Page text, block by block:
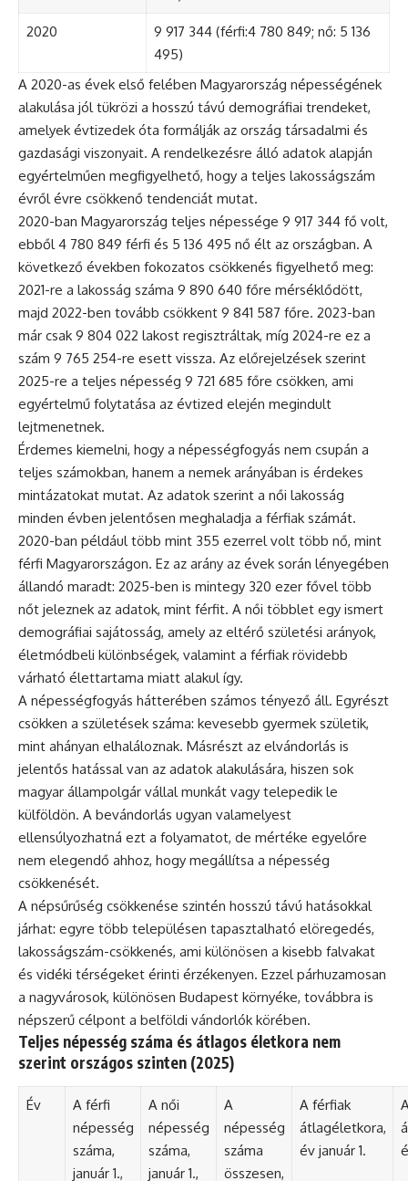
2020
9 917 344 (férfi:4 780 849; nő: 5 136
495)
A 2020-as évek első felében Magyarország népességének
alakulása jól tükrözi a hosszú távú demográfiai trendeket,
amelyek évtizedek óta formálják az ország társadalmi és
gazdasági viszonyait. A rendelkezésre álló adatok alapján
egyértelműen megfigyelhető, hogy a teljes lakosságszám
évről évre csökkenő tendenciát mutat.
2020-ban Magyarország teljes népessége 9 917 344 fő volt,
ebből 4 780 849 férfi és 5 136 495 nő élt az országban. A
következő években fokozatos csökkenés figyelhető meg:
2021-re a lakosság száma 9 890 640 főre mérséklődött,
majd 2022-ben tovább csökkent 9 841 587 főre. 2023-ban
már csak 9 804 022 lakost regisztráltak, míg 2024-re ez a
szám 9 765 254-re esett vissza. Az előrejelzések szerint
2025-re a teljes népesség 9 721 685 főre csökken, ami
egyértelmű folytatása az évtized elején megindult
lejtmenetnek.
Érdemes kiemelni, hogy a népességfogyás nem csupán a
teljes számokban, hanem a nemek arányában is érdekes
mintázatokat mutat. Az adatok szerint a női lakosság
minden évben jelentősen meghaladja a férfiak számát.
2020-ban például több mint 355 ezerrel volt több nő, mint
férfi Magyarországon. Ez az arány az évek során lényegében
állandó maradt: 2025-ben is mintegy 320 ezer fővel több
nőt jeleznek az adatok, mint férfit. A női többlet egy ismert
demográfiai sajátosság, amely az eltérő születési arányok,
életmódbeli különbségek, valamint a férfiak rövidebb
várható élettartama miatt alakul így.
A népességfogyás hátterében számos tényező áll. Egyrészt
csökken a születések száma: kevesebb gyermek születik,
mint ahányan elhaláloznak. Másrészt az elvándorlás is
jelentős hatással van az adatok alakulására, hiszen sok
magyar állampolgár vállal munkát vagy telepedik le
külföldön. A bevándorlás ugyan valamelyest
ellensúlyozhatná ezt a folyamatot, de mértéke egyelőre
nem elegendő ahhoz, hogy megállítsa a népesség
csökkenését.
A népsűrűség csökkenése szintén hosszú távú hatásokkal
járhat: egyre több településen tapasztalható elöregedés,
lakosságszám-csökkenés, ami különösen a kisebb falvakat
és vidéki térségeket érinti érzékenyen. Ezzel párhuzamosan
a nagyvárosok, különösen Budapest környéke, továbbra is
népszerű célpont a belföldi vándorlók körében.
Teljes népesség száma és átlagos életkora nem
szerint országos szinten (2025)
Év
A férfi
népesség
száma,
január 1.,
A női
népesség
száma,
január 1.,
A
népesség
száma
összesen,
A férfiak
átlagéletkora,
év január 1.